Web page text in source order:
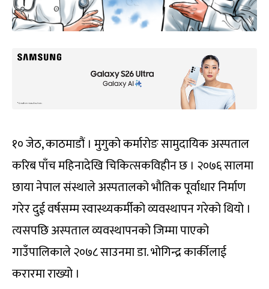
१० जेठ, काठमाडौं । मुगुको कर्मारोङ सामुदायिक अस्पताल
करिब पाँच महिनादेखि चिकित्सकविहीन छ । २०७६ सालमा
छाया नेपाल संस्थाले अस्पतालको भौतिक पूर्वाधार निर्माण
गरेर दुई वर्षसम्म स्वास्थ्यकर्मीको व्यवस्थापन गरेको थियो ।
त्यसपछि अस्पताल व्यवस्थापनको जिम्मा पाएको
गाउँपालिकाले २०७८ साउनमा डा. भोगिन्द्र कार्कीलाई
करारमा राख्यो ।